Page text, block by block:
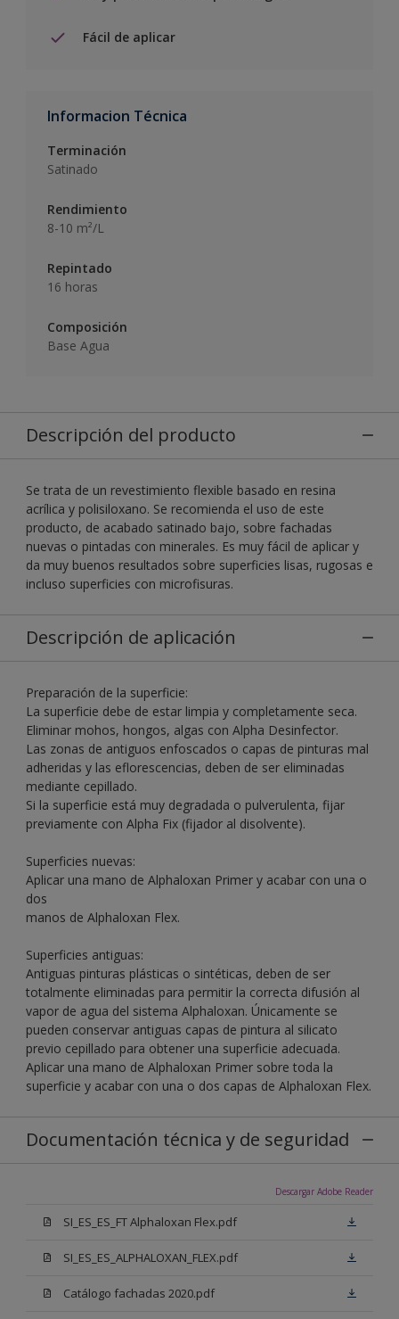
Fácil de aplicar
Informacion Técnica
Terminación
Satinado
Rendimiento
8-10 m²/L
Repintado
16 horas
Composición
Base Agua
Descripción del producto
Se trata de un revestimiento flexible basado en resina
acrílica y polisiloxano. Se recomienda el uso de este
producto, de acabado satinado bajo, sobre fachadas
nuevas o pintadas con minerales. Es muy fácil de aplicar y
da muy buenos resultados sobre superficies lisas, rugosas e
incluso superficies con microfisuras.
Descripción de aplicación
Preparación de la superficie:
La superficie debe de estar limpia y completamente seca.
Eliminar mohos, hongos, algas con Alpha Desinfector.
Las zonas de antiguos enfoscados o capas de pinturas mal
adheridas y las eflorescencias, deben de ser eliminadas
mediante cepillado.
Si la superficie está muy degradada o pulverulenta, fijar
previamente con Alpha Fix (fijador al disolvente).
Superficies nuevas:
Aplicar una mano de Alphaloxan Primer y acabar con una o
dos
manos de Alphaloxan Flex.
Superficies antiguas:
Antiguas pinturas plásticas o sintéticas, deben de ser
totalmente eliminadas para permitir la correcta difusión al
vapor de agua del sistema Alphaloxan. Únicamente se
pueden conservar antiguas capas de pintura al silicato
previo cepillado para obtener una superficie adecuada.
Aplicar una mano de Alphaloxan Primer sobre toda la
superficie y acabar con una o dos capas de Alphaloxan Flex.
Documentación técnica y de seguridad
Descargar Adobe Reader
SI_ES_ES_FT Alphaloxan Flex.pdf
SI_ES_ES_ALPHALOXAN_FLEX.pdf
Catálogo fachadas 2020.pdf